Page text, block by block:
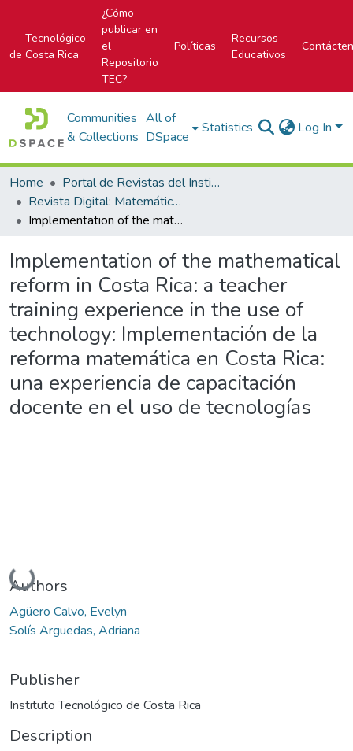
Tecnológico
de Costa Rica
¿Cómo
publicar en
el
Repositorio
TEC?
Políticas
Recursos
Educativos
Communities
& Collections
All of
DSpace
Statistics Log In
Home
Portal de Revistas del Instituto Tecnológico de Costa Rica
Revista Digital: Matemática, Educación e Internet
Implementation of the mathematical reform in Costa Rica: a teacher training experience in the use of technology: Implementación de la reforma matemática en Costa Rica: una experiencia de capacitación docente en el uso de tecnologías
Implementation of the mathematical
reform in Costa Rica: a teacher
training experience in the use of
technology: Implementación de la
reforma matemática en Costa Rica:
una experiencia de capacitación
docente en el uso de tecnologías
Loading...
Authors
Agüero Calvo, Evelyn
Solís Arguedas, Adriana
Publisher
Instituto Tecnológico de Costa Rica
Description